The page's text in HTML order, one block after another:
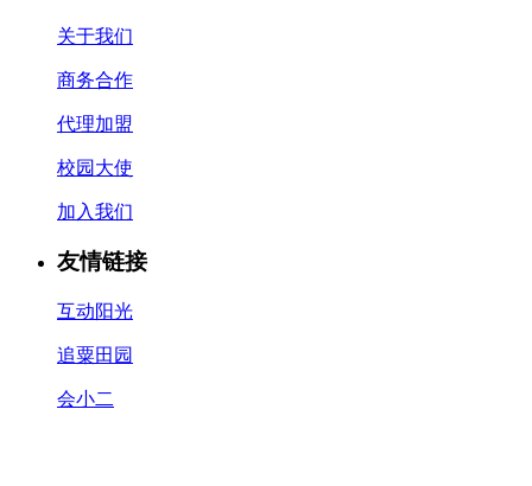
关于我们
商务合作
代理加盟
校园大使
加入我们
友情链接
互动阳光
追粟田园
会小二